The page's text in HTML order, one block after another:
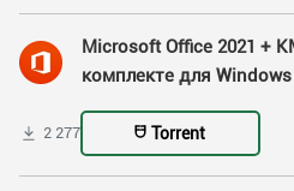
Microsoft Office 2021 +
комплекте для Windows
2 277 Torrent